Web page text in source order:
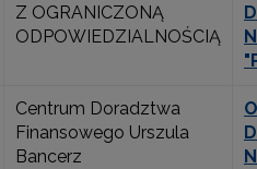
Z OGRANICZONĄ
ODPOWIEDZIALNOŚCIĄ
Centrum Doradztwa
Finansowego Urszula
Bancerz